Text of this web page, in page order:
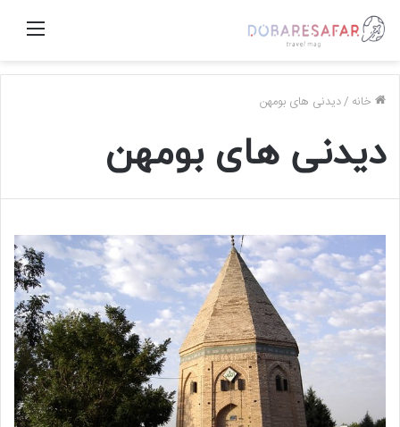
منو
خانه /دیدنی های بومهن
دیدنی های بومهن